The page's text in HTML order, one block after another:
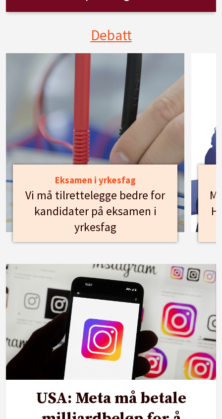
Debatt
Eksamen i yrkesfag
Vi må tilrettelegge bedre for
kandidater på eksamen i
yrkesfag
USA: Meta må betale